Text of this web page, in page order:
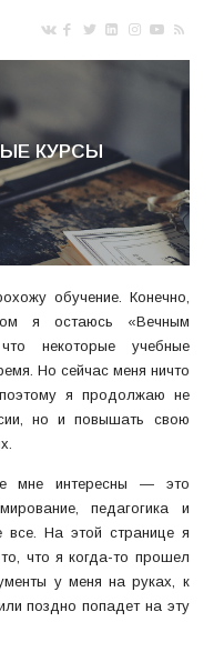
КУРСЫ
обучение. Конечно,
я остаюсь «Вечным
некоторые учебные
Но сейчас меня ничто
я продолжаю не
но и повышать свою
мне интересны — это
педагогика и
все. На этой странице я
что я когда-то прошел
у меня на руках, к
поздно попадет на эту